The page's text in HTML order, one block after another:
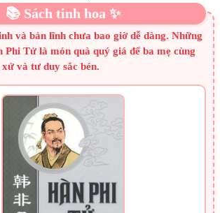
📚 Sách tinh hoa ✨
và bản lĩnh chưa bao giờ dễ dàng. Những
Phi Tử là món quà quý giá để ba mẹ cùng
và tư duy sắc bén.